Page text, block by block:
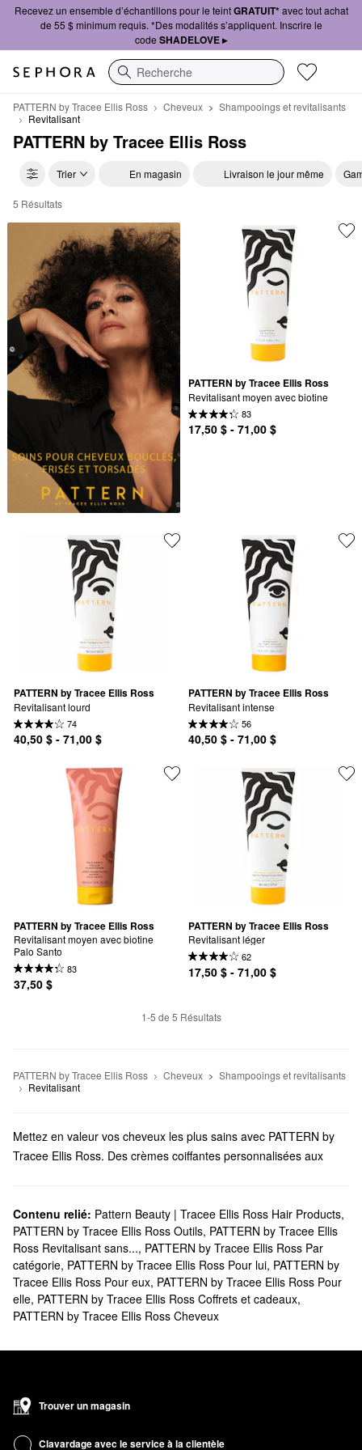
Recevez un ensemble d’échantillons pour le teintGRATUIT*avec tout achat
de 55 $ minimum requis. *Des modalités s’appliquent. Inscrire le
code SHADELOVE ▸
Recherche
PATTERN by Tracee Ellis Ross Cheveux
Shampooings et revitalisants
Revitalisant
PATTERN by Tracee Ellis Ross
Trier En magasin Livraison le jour même
PATTERN by Tracee Ellis Ross Revitalisant
5 Résultats
PATTERN by Tracee Ellis Ross
Revitalisant moyen avec biotine
83
17,50 $ - 71,00 $
PATTERN by Tracee Ellis Ross
Revitalisant lourd
74
40,50 $ - 71,00 $
PATTERN by Tracee Ellis Ross
Revitalisant intense
56
40,50 $ - 71,00 $
PATTERN by Tracee Ellis Ross
Revitalisant moyen avec biotine
Palo Santo
83
37,50 $
PATTERN by Tracee Ellis Ross
Revitalisant léger
62
17,50 $ - 71,00 $
1-5 de 5 Résultats
PATTERN by Tracee Ellis Ross Cheveux
Shampooings et revitalisants
Revitalisant
Mettez en valeur vos cheveux les plus sains avec PATTERN by
Tracee Ellis Ross. Des crèmes coiffantes personnalisées aux
Est-ce que Sephora offre des produits PATTERN by Tracee
Ellis Ross?
Sephora propose de nombreux produits pour lescheveux
PATTERN by Tracee Ellis Ross. À la recherche d’un shampoing et
revitalisant? Découvrez des essentiels ultralégers, des options
hydratantes, des formules purifiantes et bien plus encore.
solutions et soins de coiffurePATTERN by Tracee Ellis Ross.
plus encore.
sélection d’outils. Parcourez les pinces à cheveux, les serviettes,
Contenu relié: Pattern Beauty | Tracee Ellis Ross Hair Products,
PATTERN by Tracee Ellis Ross Outils, PATTERN by Tracee Ellis
Ross Revitalisant sans..., PATTERN by Tracee Ellis Ross Par
catégorie, PATTERN by Tracee Ellis Ross Pour lui, PATTERN by
Tracee Ellis Ross Pour eux, PATTERN by Tracee Ellis Ross Pour
elle, PATTERN by Tracee Ellis Ross Coffrets et cadeaux,
PATTERN by Tracee Ellis Ross Cheveux
Trouver un magasin
Clavardage avec le service à la clientèle